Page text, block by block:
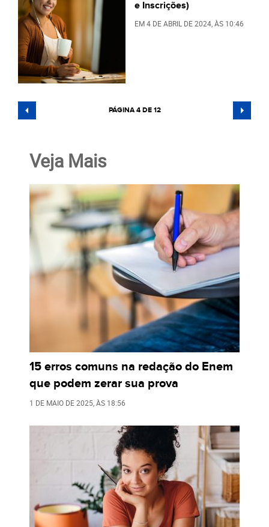
e Inscrições)
EM4 DE ABRIL DE 2024 , ÀS 10:46
PÁGINA 4 DE 12
Veja Mais
15 erros comuns na redação do Enem
que podem zerar sua prova
1 DE MAIO DE 2025 , ÀS 18:56